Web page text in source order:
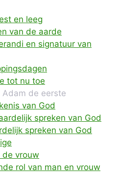
en leeg
van de aarde
en signatuur van
tot nu toe
Adam de eerste
van God
spreken van God
spreken van God
de vrouw
rol van man en vrouw